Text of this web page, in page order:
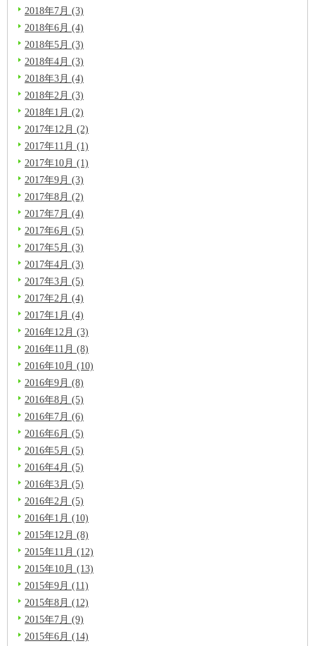
2018年7月 (3)
2018年6月 (4)
2018年5月 (3)
2018年4月 (3)
2018年3月 (4)
2018年2月 (3)
2018年1月 (2)
2017年12月 (2)
2017年11月 (1)
2017年10月 (1)
2017年9月 (3)
2017年8月 (2)
2017年7月 (4)
2017年6月 (5)
2017年5月 (3)
2017年4月 (3)
2017年3月 (5)
2017年2月 (4)
2017年1月 (4)
2016年12月 (3)
2016年11月 (8)
2016年10月 (10)
2016年9月 (8)
2016年8月 (5)
2016年7月 (6)
2016年6月 (5)
2016年5月 (5)
2016年4月 (5)
2016年3月 (5)
2016年2月 (5)
2016年1月 (10)
2015年12月 (8)
2015年11月 (12)
2015年10月 (13)
2015年9月 (11)
2015年8月 (12)
2015年7月 (9)
2015年6月 (14)